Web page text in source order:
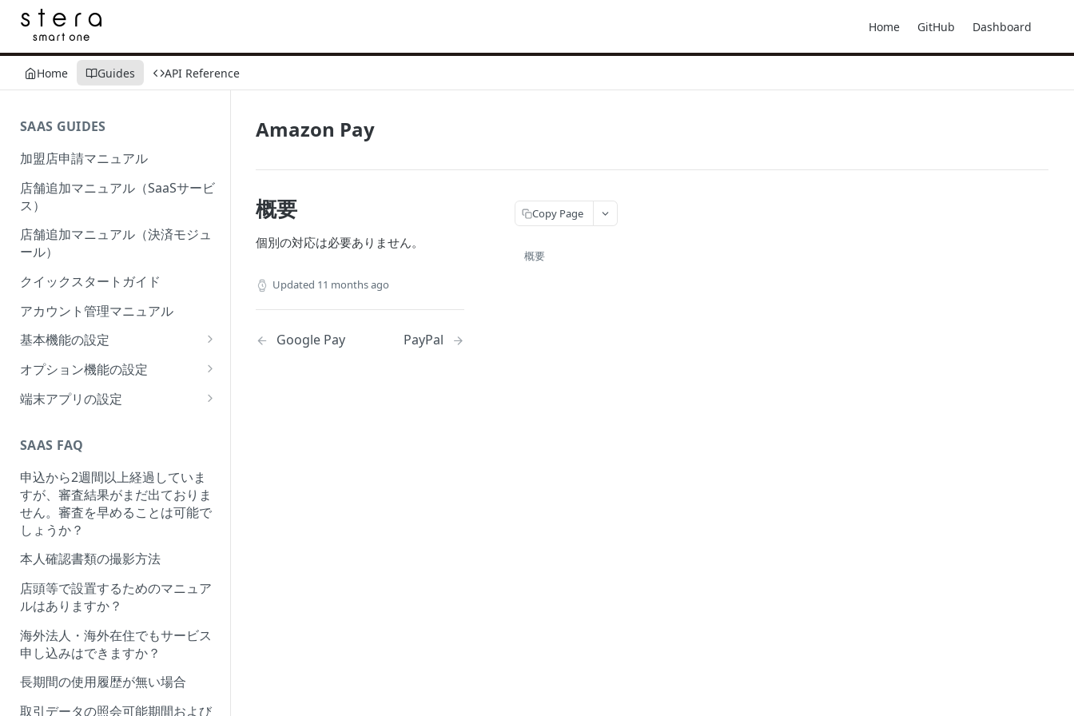
Home GitHub Dashboard
Home Guides API Reference
SAAS GUIDES
加盟店申請マニュアル
店舗追加マニュアル（SaaSサービ
ス）
店舗追加マニュアル（決済モジュ
ール）
クイックスタートガイド
アカウント管理マニュアル
基本機能の設定
注文・返金処理について
商品編集について
序の変更について
オプション機能の設定
クーポンコードについて
プロモーション(Optional)につい
て
在庫管理(Optional)について
領収書発行(Optional)について
消費税設定(Optional)について
注文メモ機能について
決済機能の請求書決済について
端末アプリの設定
smart one KDS・Waitの設定に
ついて
smart one Shopのキオスクモー
ド解除について
ついて
smart one Shopのインストール
について
SAAS FAQ
申込から2週間以上経過していま
すが、審査結果がまだ出ておりま
せん。審査を早めることは可能で
しょうか？
本人確認書類の撮影方法
店頭等で設置するためのマニュア
ルはありますか？
海外法人・海外在住でもサービス
申し込みはできますか？
長期間の使用履歴が無い場合
取引データの照会可能期間および
Amazon Pay
概要
個別の対応は必要ありません。
Updated 11 months ago
Google Pay PayPal
Copy Page
概要